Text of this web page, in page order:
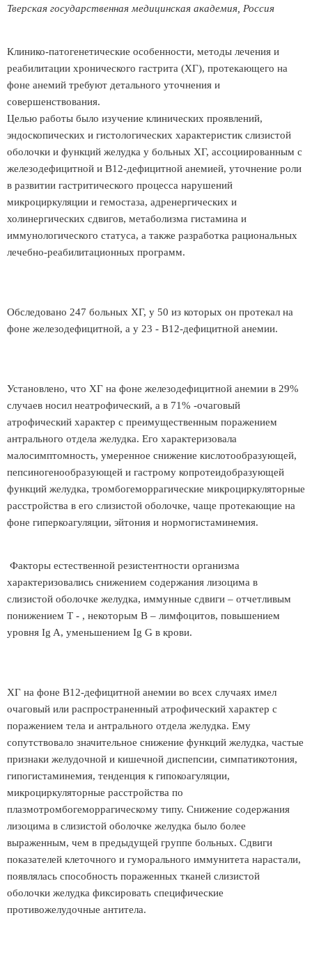
Тверская государственная медицинская академия, Россия
Клинико-патогенетические особенности, методы лечения и
реабилитации хронического гастрита (ХГ), протекающего на
фоне анемий требуют детального уточнения и
совершенствования.
Целью работы было изучение клинических проявлений,
эндоскопических и гистологических характеристик слизистой
оболочки и функций желудка у больных ХГ, ассоциированным с
железодефицитной и В12-дефицитной анемией, уточнение роли
в развитии гастритического процесса нарушений
микроциркуляции и гемостаза, адренергических и
холинергических сдвигов, метаболизма гистамина и
иммунологического статуса, а также разработка рациональных
лечебно-реабилитационных программ.
Обследовано 247 больных ХГ, у 50 из которых он протекал на
фоне железодефицитной, а у 23 - В12-дефицитной анемии.
Установлено, что ХГ на фоне железодефицитной анемии в 29%
случаев носил неатрофический, а в 71% -очаговый
атрофический характер с преимущественным поражением
антрального отдела желудка. Его характеризовала
малосимптомность, умеренное снижение кислотообразующей,
пепсиногенообразующей и гастрому копротеидобразующей
функций желудка, тромбогеморрагические микроциркуляторные
расстройства в его слизистой оболочке, чаще протекающие на
фоне гиперкоагуляции, эйтония и нормогистаминемия.
Факторы естественной резистентности организма
характеризовались снижением содержания лизоцима в
слизистой оболочке желудка, иммунные сдвиги – отчетливым
понижением Т - , некоторым В – лимфоцитов, повышением
уровня Ig A, уменьшением Ig G в крови.
ХГ на фоне В12-дефицитной анемии во всех случаях имел
очаговый или распространенный атрофический характер с
поражением тела и антрального отдела желудка. Ему
сопутствовало значительное снижение функций желудка, частые
признаки желудочной и кишечной диспепсии, симпатикотония,
гипогистаминемия, тенденция к гипокоагуляции,
микроциркуляторные расстройства по
плазмотромбогеморрагическому типу. Снижение содержания
лизоцима в слизистой оболочке желудка было более
выраженным, чем в предыдущей группе больных. Сдвиги
показателей клеточного и гуморального иммунитета нарастали,
появлялась способность пораженных тканей слизистой
оболочки желудка фиксировать специфические
противожелудочные антитела.